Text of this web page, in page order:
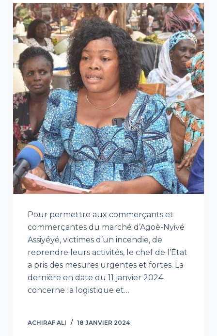
Pour permettre aux commerçants et
commerçantes du marché d’Agoè-Nyivé
Assiyéyé, victimes d’un incendie, de
reprendre leurs activités, le chef de l’État
a pris des mesures urgentes et fortes. La
dernière en date du 11 janvier 2024
concerne la logistique et…
ACHIRAF ALI 18 JANVIER 2024